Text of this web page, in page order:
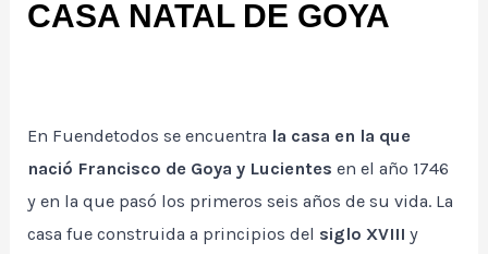
CASA NATAL DE GOYA
En Fuendetodos se encuentra la casa en la que
nació Francisco de Goya y Lucientesen el año 1746
y en la que pasó los primeros seis años de su vida. La
casa fue construida a principios del siglo XVIII y